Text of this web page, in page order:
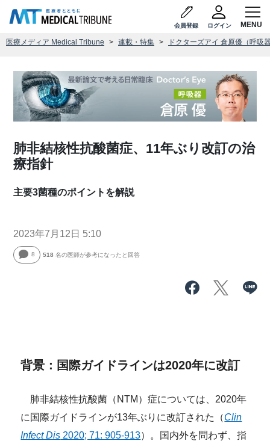
会員登録 ログイン
医療メディア Medical Tribune 連載・特集 ドクターズアイ 倉原優（呼吸
肺非結核性抗酸菌症、11年ぶり改訂の治
療指針
主要3菌種のポイントを解説
2023年7月12日 5:10
8 518 名の医師が参考になったと回答
背景：国際ガイドラインは2020年に改訂
肺非結核性抗酸菌（NTM）症については、2020年
に国際ガイドラインが13年ぶりに改訂された（Clin
Infect Dis 2020; 71: 905-913）。国内外を問わず、指